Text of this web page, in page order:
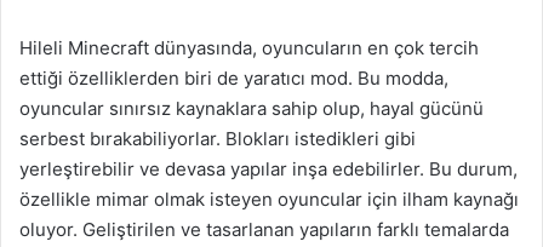
Hileli Minecraft dünyasında, oyuncuların en çok tercih
ettiği özelliklerden biri de yaratıcı mod. Bu modda,
oyuncular sınırsız kaynaklara sahip olup, hayal gücünü
serbest bırakabiliyorlar. Blokları istedikleri gibi
yerleştirebilir ve devasa yapılar inşa edebilirler. Bu durum,
özellikle mimar olmak isteyen oyuncular için ilham kaynağı
oluyor. Geliştirilen ve tasarlanan yapıların farklı temalarda